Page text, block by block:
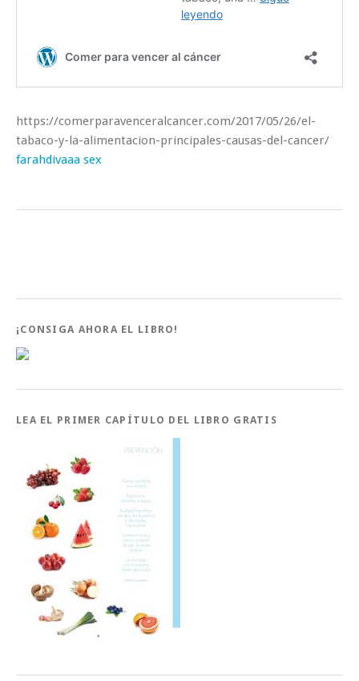
https://comerparavenceralcancer.com/2017/05/26/el-
tabaco-y-la-alimentacion-principales-causas-del-cancer/
farahdivaaa sex
¡CONSIGA AHORA EL LIBRO!
LEA EL PRIMER CAPÍTULO DEL LIBRO GRATIS